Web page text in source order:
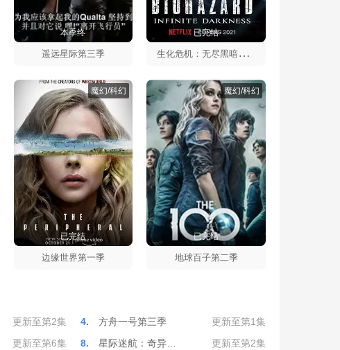
本季终
遥远星际第三季
已完结
生
化危机：无尽黑暗第一季
已完结
魔幻/科幻
边缘世界第一季
已完结
魔幻/科幻
地球百子第二季
更新至第2集 4. 方舟一号第三季
更新至第1集
更新至第6集 8. 星际迷航：奇异…
更新至第2集